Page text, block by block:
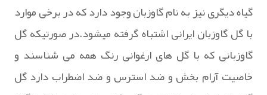
گیاه دیگری نیز به نام گاوزبان وجود دارد که در برخی موارد
با گل گاوزبان ایرانی اشتباه گرفته میشود.در صورتیکه گل
گاوزبانی که با گل های ارغوانی رنگ همه می شناسند و
خاصیت آرام بخش و ضد استرس و ضد اضطراب دارد گل